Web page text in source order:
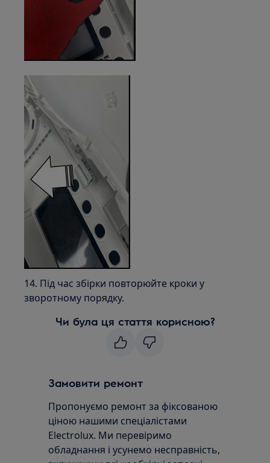
14. Під час збірки повторюйте кроки у
зворотному порядку.
Чи була ця стаття корисною?
Замовити ремонт
Пропонуємо ремонт за фіксованою
ціною нашими спеціалістами
Electrolux. Ми перевіримо
обладнання і усунемо несправність,